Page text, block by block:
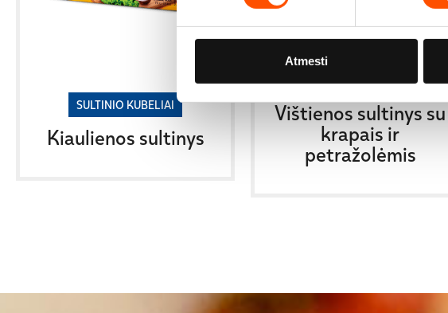
Atmesti
SULTINIO KUBELIAI
Kiaulienos sultinys
SULTINIO KUBELIAI
Vištienos sultinys su
krapais ir
petražolėmis